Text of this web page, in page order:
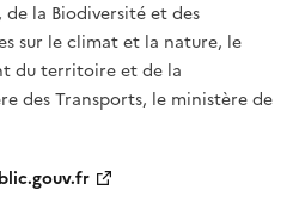
la Biodiversité et des
sur le climat et la nature, le
du territoire et de la
des Transports, le ministère de